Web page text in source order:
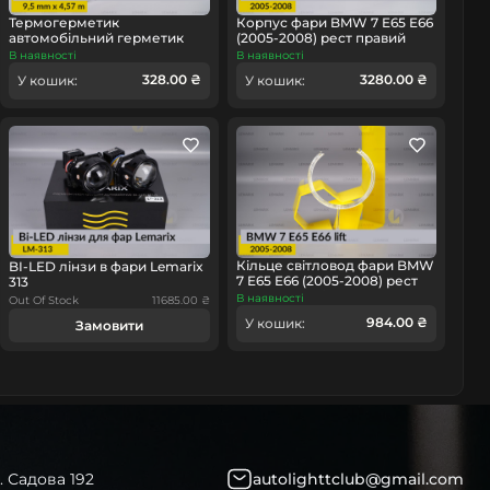
Термогерметик
автомобільний герметик
для фар Orgavyl Оргавіл
В наявності
У кошик: 328.00 ₴
Корпус фари BMW 7 E65 E66
(2005-2008) рест правий
В наявності
У кошик: 3280.00 ₴
BI-LED лінзи в фари Lemarix
313
Out Of Stock 11685.00 ₴
Замовити
Кільце світловод фари BMW
7 E65 E66 (2005-2008) рест
велике зовнішнє angel eyes
В наявності
У кошик: 984.00 ₴
Садова 192 autolighttclub@gmail.com